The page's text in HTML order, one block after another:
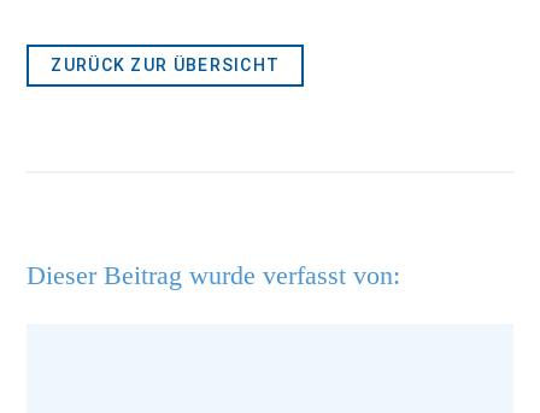
ZURÜCK ZUR ÜBERSICHT
Dieser Beitrag wurde verfasst von: